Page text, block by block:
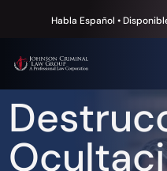
Habla Español •